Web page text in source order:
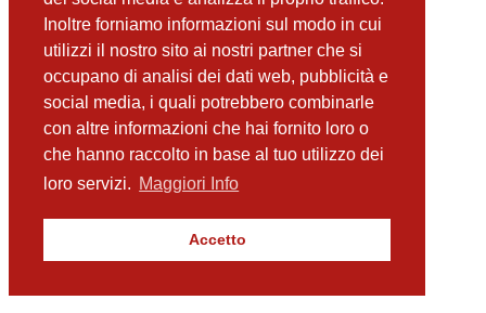
Inoltre forniamo informazioni sul modo in cui
utilizzi il nostro sito ai nostri partner che si
occupano di analisi dei dati web, pubblicità e
social media, i quali potrebbero combinarle
con altre informazioni che hai fornito loro o
che hanno raccolto in base al tuo utilizzo dei
loro servizi. Maggiori Info
Accetto